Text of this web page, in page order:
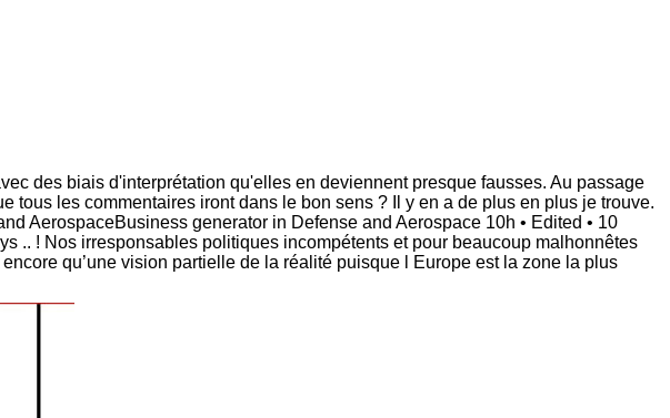
des biais d'interprétation qu'elles en deviennent presque fausses. Au passage
les commentaires iront dans le bon sens ? Il y en a de plus en plus je trouve.
AerospaceBusiness generator in Defense and Aerospace 10h • Edited • 10
.. ! Nos irresponsables politiques incompétents et pour beaucoup malhonnêtes
qu’une vision partielle de la réalité puisque l Europe est la zone la plus